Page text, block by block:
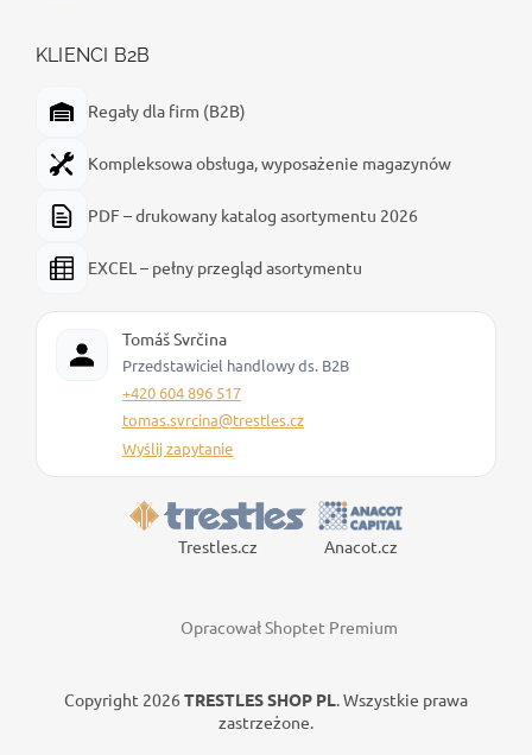
KLIENCI B2B
Regały dla firm (B2B)
Kompleksowa obsługa, wyposażenie magazynów
PDF – drukowany katalog asortymentu 2026
EXCEL – pełny przegląd asortymentu
Tomáš Svrčina
Przedstawiciel handlowy ds. B2B
+420 604 896 517
tomas.svrcina@trestles.cz
Wyślij zapytanie
Trestles.cz Anacot.cz
Opracował Shoptet Premium
Copyright 2026 TRESTLES SHOP PL. Wszystkie prawa
zastrzeżone.